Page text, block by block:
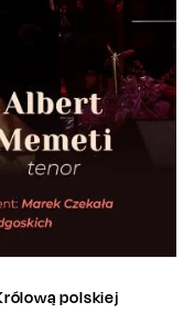
polskiej